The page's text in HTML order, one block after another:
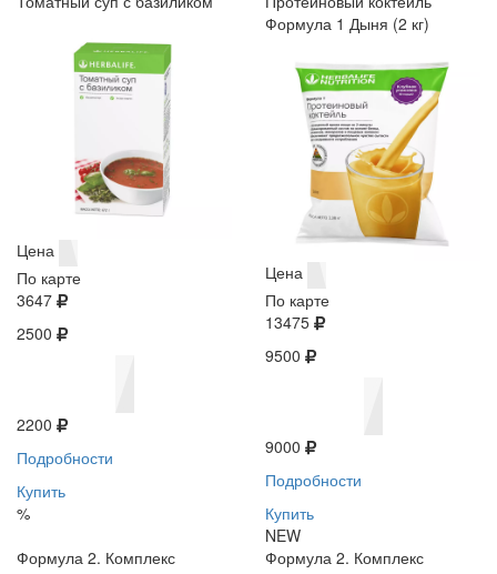
Цена
По карте
3647
2500
2200
Подробности
Купить
%
Формула 1 Дыня (2 кг)
Цена
По карте
13475
9500
9000
Подробности
Купить
NEW
Формула 2. Комплекс
Формула 2. Комплекс